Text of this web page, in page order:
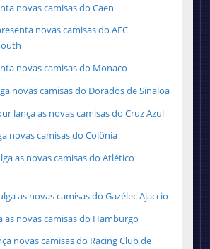
novas camisas do Caen
novas camisas do AFC
novas camisas do Monaco
novas camisas do Dorados de Sinaloa
lança as novas camisas do Cruz Azul
novas camisas do Colônia
as novas camisas do Atlético
as novas camisas do Gazélec Ajaccio
as novas camisas do Hamburgo
novas camisas do Racing Club de